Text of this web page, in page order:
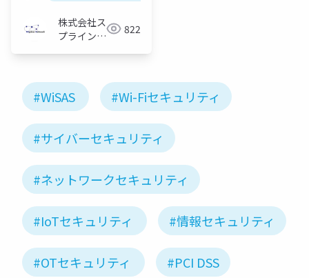
株式会社ス
プライン・
822
#WiSAS #Wi-Fiセキュリティ
#サイバーセキュリティ
#ネットワークセキュリティ
#IoTセキュリティ #情報セキュリティ
#OTセキュリティ #PCI DSS